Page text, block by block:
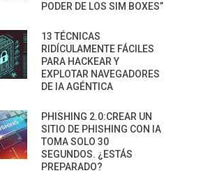
PODER DE LOS SIM BOXES”
13 TÉCNICAS
RIDÍCULAMENTE FÁCILES
PARA HACKEAR Y
EXPLOTAR NAVEGADORES
DE IA AGÉNTICA
PHISHING 2.0:CREAR UN
SITIO DE PHISHING CON IA
TOMA SOLO 30
SEGUNDOS. ¿ESTÁS
PREPARADO?